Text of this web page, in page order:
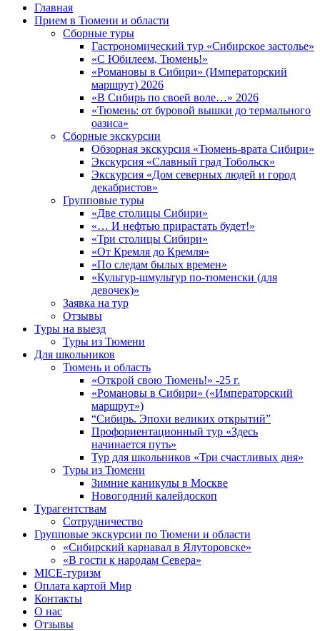
Главная
Прием в Тюмени и области
Сборные туры
Гастрономический тур «Сибирское застолье»
«С Юбилеем, Тюмень!»
«Романовы в Сибири» (Императорский
маршрут) 2026
«В Сибирь по своей воле…» 2026
«Тюмень: от буровой вышки до термального
оазиса»
Сборные экскурсии
Обзорная экскурсия «Тюмень-врата Сибири»
Экскурсия «Славный град Тобольск»
Экскурсия «Дом северных людей и город
декабристов»
Групповые туры
«Две столицы Сибири»
«… И нефтью прирастать будет!»
«Три столицы Сибири»
«От Кремля до Кремля»
«По следам былых времен»
«Культур-шмультур по-тюменски (для
девочек)»
Заявка на тур
Отзывы
Туры на выезд
Туры из Тюмени
Для школьников
Тюмень и область
«Открой свою Тюмень!» -25 г.
«Романовы в Сибири» («Императорский
маршрут»)
“Сибирь. Эпохи великих открытий”
Профориентационный тур «Здесь
начинается путь»
Тур для школьников «Три счастливых дня»
Туры из Тюмени
Зимние каникулы в Москве
Новогодний калейдоскоп
Турагентствам
Сотрудничество
Групповые экскурсии по Тюмени и области
«Сибирский карнавал в Ялуторовске»
«В гости к народам Севера»
MICE-туризм
Оплата картой Мир
Контакты
О нас
Отзывы